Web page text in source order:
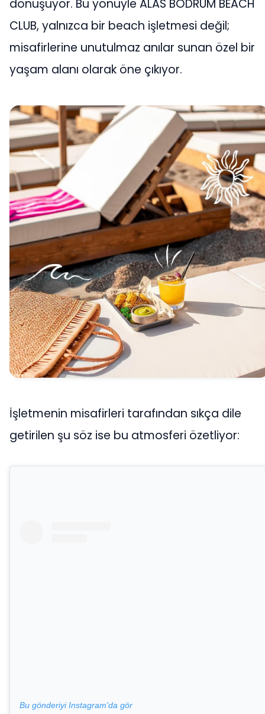
dönüşüyor. Bu yönüyle ALAS BODRUM BEACH
CLUB, yalnızca bir beach işletmesi değil;
misafirlerine unutulmaz anılar sunan özel bir
yaşam alanı olarak öne çıkıyor.
İşletmenin misafirleri tarafından sıkça dile
getirilen şu söz ise bu atmosferi özetliyor:
Bu gönderiyi Instagram'da gör